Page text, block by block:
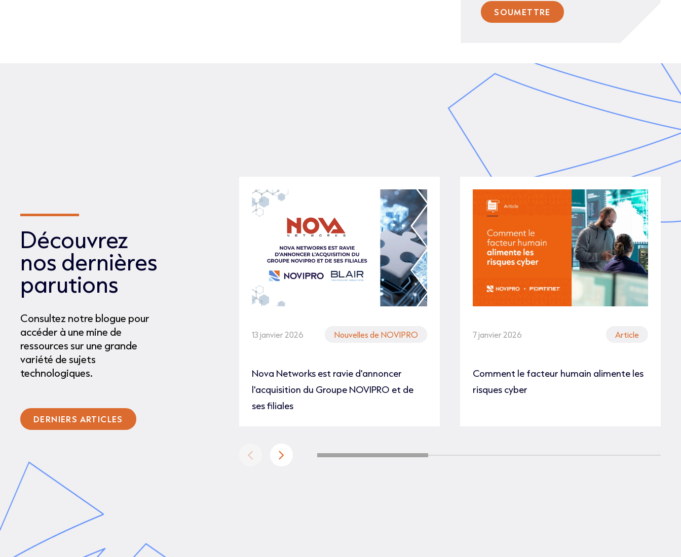
Découvrez
nos dernières
parutions
Consultez notre blogue pour
accéder à une mine de
ressources sur une grande
variété de sujets
technologiques.
DERNIERS ARTICLES
13 janvier 2026 Nouvelles de NOVIPRO
Nova Networks est ravie d'annoncer
l'acquisition du Groupe NOVIPRO et de
ses filiales
7 janvier 2026 Article
Comment le facteur humain alimente les
risques cyber